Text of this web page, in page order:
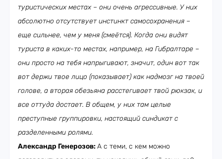
туристических местах – они очень агрессивные. У них
абсолютно отсутствует инстинкт самосохранения –
еще сильнее, чем у меня (смеётся). Когда они видят
туриста в каких-то местах, например, на Гибралтаре –
они просто на тебя напрыгивают, значит, один вот так
вот держи твое лицо (показывает) как надмозг на твоей
голове, а вторая обезьяна расстегивает твой рюкзак, и
все оттуда достает. В общем, у них там целые
преступные группировки, настоящий синдикат с
разделенными ролями.
Александр Генерозов:А с теми, с кем можно